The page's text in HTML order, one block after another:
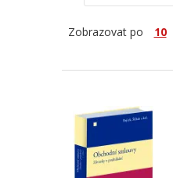
Zobrazovat po 10